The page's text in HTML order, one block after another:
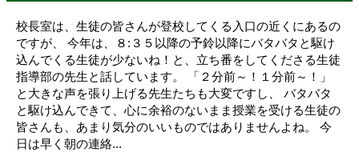
校長室は、生徒の皆さんが登校してくる入口の近くにあるの
ですが、 今年は、８:３５以降の予鈴以降にバタバタと駆け
込んでくる生徒が少ないね！と、立ち番をしてくださる生徒
指導部の先生と話しています。 「２分前～！１分前～！」
と大きな声を張り上げる先生たちも大変ですし、 バタバタ
と駆け込んできて、心に余裕のないまま授業を受ける生徒の
皆さんも、あまり気分のいいものではありませんよね。 今
日は早く朝の連絡...